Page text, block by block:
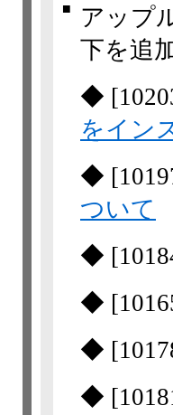
■
アップ
下を追
◆ [
をイン
◆ [
ついて
◆ [
◆ [
◆ [
◆ [